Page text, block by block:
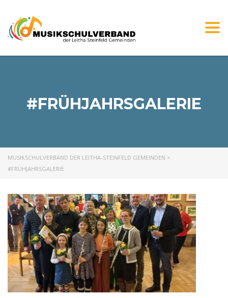
#FRÜHJAHRSGALERIE
MUSIKSCHULVERBAND DER LEITHA-STEINFELD GEMEINDEN >
#FRÜHJAHRSGALERIE